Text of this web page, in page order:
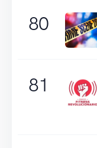
80
81